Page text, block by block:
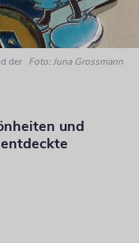
der Foto: Juna Grossmann
und